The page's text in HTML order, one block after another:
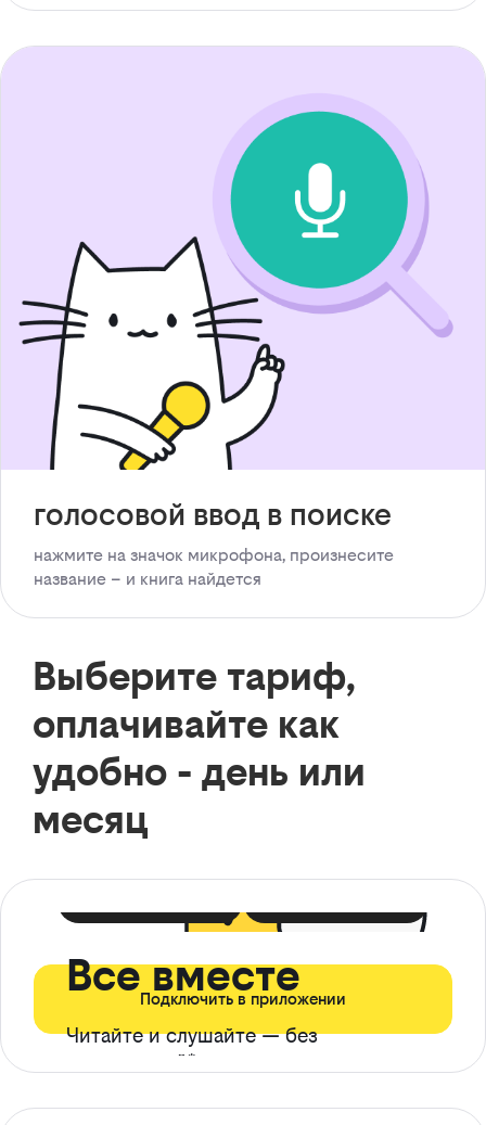
голосовой ввод в поиске
нажмите на значок микрофона, произнесите
название – и книга найдется
Выберите тариф,
оплачивайте как
удобно - день или
месяц
Все вместе
Читайте и слушайте — без
ограничений*
Подключить в приложении